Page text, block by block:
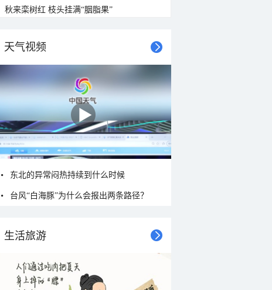
秋来栾树红 枝头挂满“胭脂果”
天气视频
东北的异常闷热持续到什么时候
台风“白海豚”为什么会报出两条路径？
生活旅游